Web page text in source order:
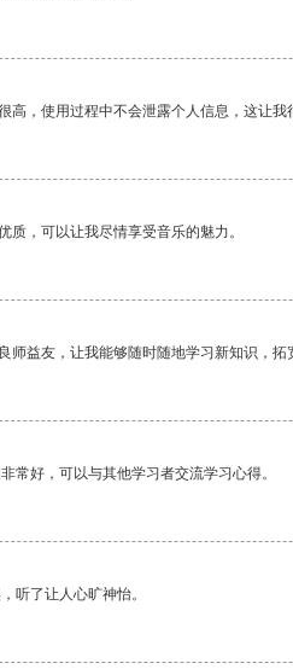
高，使用过程中不会泄露个人信息，这让
质，可以让我尽情享受音乐的魅力。
师益友，让我能够随时随地学习新知识，拓
常好，可以与其他学习者交流学习心得。
听了让人心旷神怡。